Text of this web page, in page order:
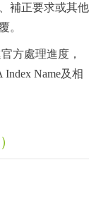
補正要求或其他
。
方處理進度，
Name及相